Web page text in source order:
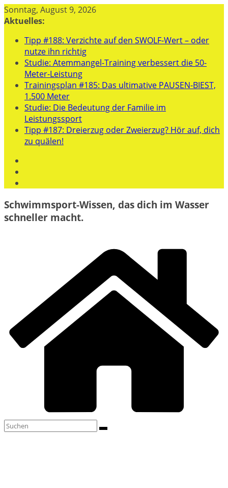
Zum
Inhalt
Sonntag, August 9, 2026
Aktuelles:
Tipp #188: Verzichte auf den SWOLF-Wert – oder
nutze ihn richtig
Studie: Atemmangel-Training verbessert die 50-
Meter-Leistung
Trainingsplan #185: Das ultimative PAUSEN-BIEST,
1.500 Meter
Studie: Die Bedeutung der Familie im
Leistungssport
Tipp #187: Dreierzug oder Zweierzug? Hör auf, dich
zu quälen!
Schwimmsport-Wissen, das dich im Wasser
schneller macht.